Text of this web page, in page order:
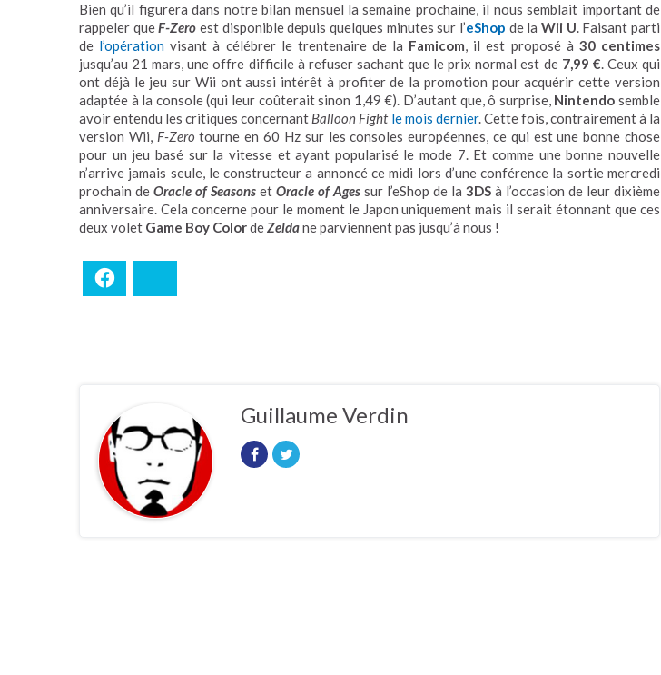
Bien qu’il figurera dans notre bilan mensuel la semaine prochaine, il nous semblait important de
rappeler queF-Zero est disponible depuis quelques minutes sur l’eShop de laWii U. Faisant parti
de l’opération visant à célébrer le trentenaire de la Famicom, il est proposé à 30 centimes
jusqu’au 21 mars, une offre difficile à refuser sachant que le prix normal est de 7,99 €. Ceux qui
ont déjà le jeu sur Wii ont aussi intérêt à profiter de la promotion pour acquérir cette version
adaptée à la console (qui leur coûterait sinon 1,49 €). D’autant que, ô surprise, Nintendo semble
avoir entendu les critiques concernant Balloon Fight le mois dernier. Cette fois, contrairement à la
version Wii, F-Zero tourne en 60 Hz sur les consoles européennes, ce qui est une bonne chose
pour un jeu basé sur la vitesse et ayant popularisé le mode 7. Et comme une bonne nouvelle
n’arrive jamais seule, le constructeur a annoncé ce midi lors d’une conférence la sortie mercredi
prochain de Oracle of Seasons et Oracle of Ages sur l’eShop de la 3DS à l’occasion de leur dixième
anniversaire. Cela concerne pour le moment le Japon uniquement mais il serait étonnant que ces
deux volet Game Boy ColordeZeldane parviennent pas jusqu’à nous !
Guillaume Verdin